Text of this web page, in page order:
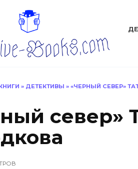
» ДЕТЕКТИВЫ » «ЧЕРНЫЙ СЕВЕР»
север»